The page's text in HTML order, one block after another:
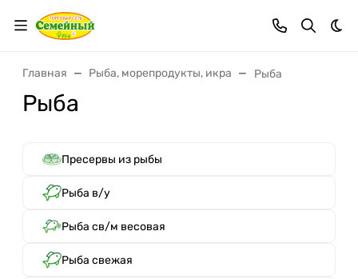
Главная Рыба, морепродукты, икра Рыба
Рыба
Пресервы из рыбы
Рыба в/у
Рыба св/м весовая
Рыба свежая